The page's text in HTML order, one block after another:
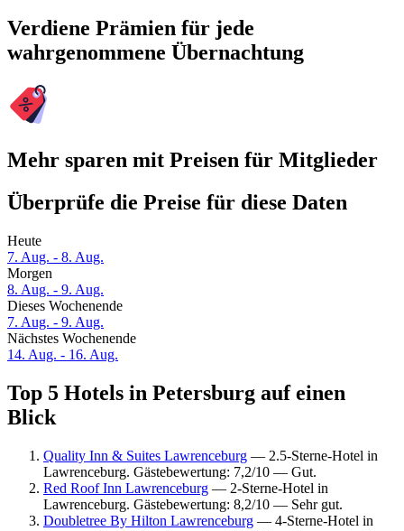
Verdiene Prämien für jede
wahrgenommene Übernachtung
Mehr sparen mit Preisen für Mitglieder
Überprüfe die Preise für diese Daten
Heute
7. Aug. - 8. Aug.
Morgen
8. Aug. - 9. Aug.
Dieses Wochenende
7. Aug. - 9. Aug.
Nächstes Wochenende
14. Aug. - 16. Aug.
Top 5 Hotels in Petersburg auf einen
Blick
Quality Inn & Suites Lawrenceburg — 2.5-Sterne-Hotel in
Lawrenceburg. Gästebewertung: 7,2/10 — Gut.
Red Roof Inn Lawrenceburg — 2-Sterne-Hotel in
Lawrenceburg. Gästebewertung: 8,2/10 — Sehr gut.
Doubletree By Hilton Lawrenceburg — 4-Sterne-Hotel in